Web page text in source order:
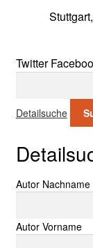
Twitter
Detailsuche
Suche nach:
Autor Nachname
Autor Vorname